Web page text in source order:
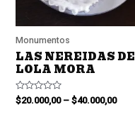
Monumentos
LAS NEREIDAS DE
LOLA MORA
Valorado
en
$20.000,00–$40.000,00